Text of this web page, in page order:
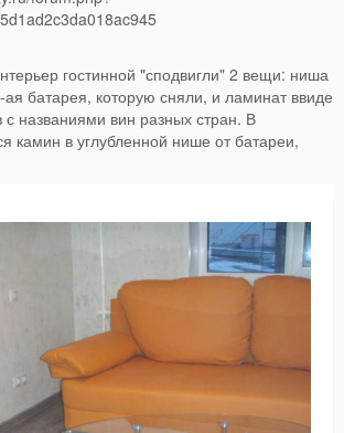
гостинной "сподвигли" 2 вещи: ниша
ая батарея, которую сняли, и ламинат ввиде
названиями вин разных стран. В
камин в углубленной нише от батареи,